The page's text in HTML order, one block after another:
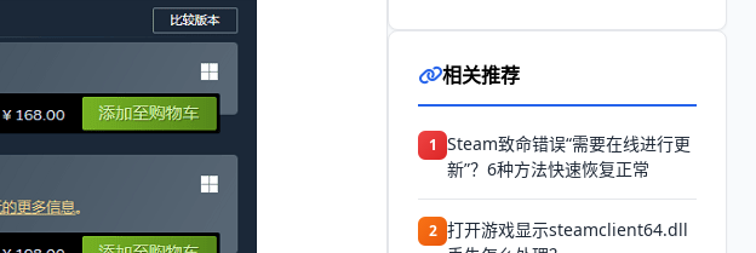
相关推荐
1 Steam致命错误“需要在线进行更
新”？6种方法快速恢复正常
2 打开游戏显示steamclient64.dll